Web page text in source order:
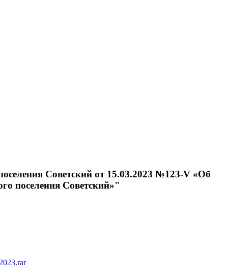
Советский от 15.03.2023 №123-V «Об
поселения Советский»"